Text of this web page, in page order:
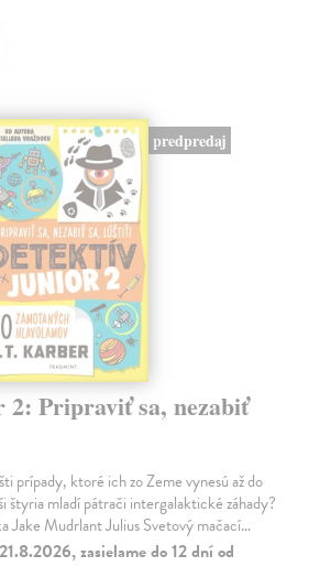
predpredaj
Pripraviť sa, nezabiť
prípady, ktoré ich zo Zeme vynesú až do
štyria mladí pátrači intergalaktické záhady?
Jake Mudrlant Julius Svetový mačací…
zasielame do 12 dní od